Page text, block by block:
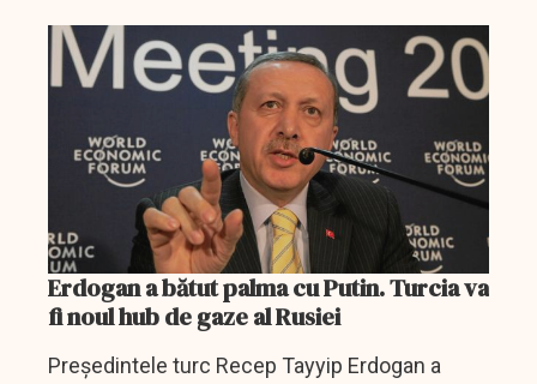
Erdogan a bătut palma cu Putin. Turcia va
fi noul hub de gaze al Rusiei
Președintele turc Recep Tayyip Erdogan a